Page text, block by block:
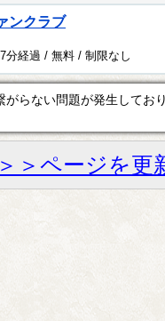
ンクラブ
分経過 / 無料 / 制限なし
らない問題が発生してお
＞＞ページを更